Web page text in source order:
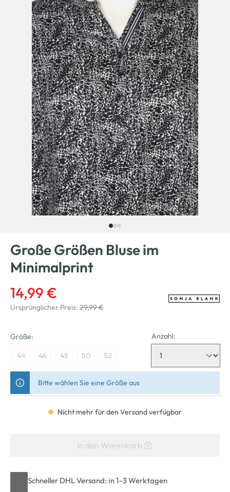
Große Größen Bluse im
Minimalprint
14,99 €
Ursprünglicher Preis: 29,99 €
Größe:
44 46 48 50 52
Anzahl:
Bitte wählen Sie eine Größe aus
Nicht mehr für den Versand verfügbar
In den Warenkorb
Schneller DHL Versand: in 1–3 Werktagen